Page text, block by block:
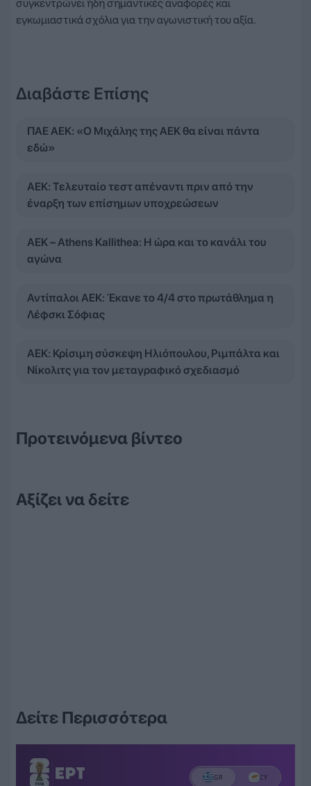
συγκεντρώνει ήδη σημαντικές αναφορές και
εγκωμιαστικά σχόλια για την αγωνιστική του αξία.
Διαβάστε Επίσης
ΠΑΕ ΑΕΚ: «Ο Μιχάλης της ΑΕΚ θα είναι πάντα
εδώ»
ΑΕΚ: Τελευταίο τεστ απέναντι πριν από την
έναρξη των επίσημων υποχρεώσεων
ΑΕΚ – Athens Kallithea: Η ώρα και το κανάλι του
αγώνα
Αντίπαλοι ΑΕΚ: Έκανε το 4/4 στο πρωτάθλημα η
Λέφσκι Σόφιας
ΑΕΚ: Κρίσιμη σύσκεψη Ηλιόπουλου, Ριμπάλτα και
Νίκολιτς για τον μεταγραφικό σχεδιασμό
Προτεινόμενα βίντεο
Αξίζει να δείτε
Δείτε Περισσότερα